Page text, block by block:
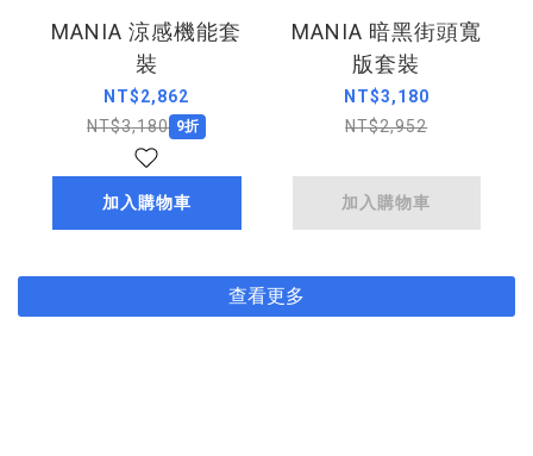
MANIA 涼感機能套
裝
NT$2,862
NT$3,180 9折
加入購物車
MANIA 暗黑街頭寬
版套裝
NT$3,180
NT$2,952
加入購物車
查看更多